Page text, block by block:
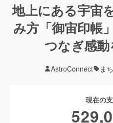
地上にある宇宙
み方「御宙印帳
つなぎ感
AstroConnect ま
現在の